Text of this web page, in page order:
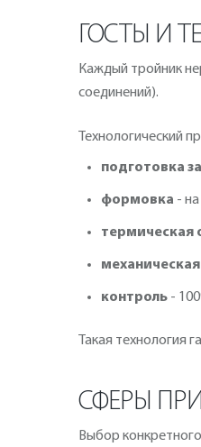
ГОСТЫ И
Каждый тройник
соединений).
Технологический
подготовка
формовка -
термическая
контроль -
Такая технология
СФЕРЫ
Выбор